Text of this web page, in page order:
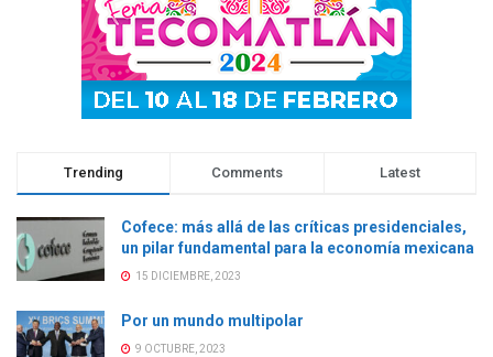
Trending Comments Latest
Cofece: más allá de las críticas presidenciales,
un pilar fundamental para la economía mexicana
15 DICIEMBRE, 2023
Por un mundo multipolar
9 OCTUBRE, 2023